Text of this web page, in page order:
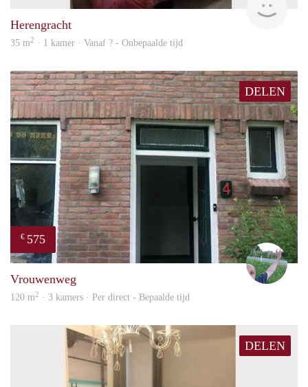
Herengracht
35 m2 · 1 kamer · Vanaf ? - Onbepaalde tijd
DELEN
€ 575
S.S.
Vrouwenweg
120 m2 · 3 kamers · Per direct - Bepaalde tijd
DELEN